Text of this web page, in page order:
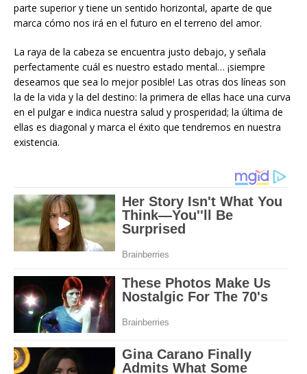
parte superior y tiene un sentido horizontal, aparte de que
marca cómo nos irá en el futuro en el terreno del amor.
La raya de la cabeza se encuentra justo debajo, y señala
perfectamente cuál es nuestro estado mental… ¡siempre
deseamos que sea lo mejor posible! Las otras dos líneas son
la de la vida y la del destino: la primera de ellas hace una curva
en el pulgar e indica nuestra salud y prosperidad; la última de
ellas es diagonal y marca el éxito que tendremos en nuestra
existencia.